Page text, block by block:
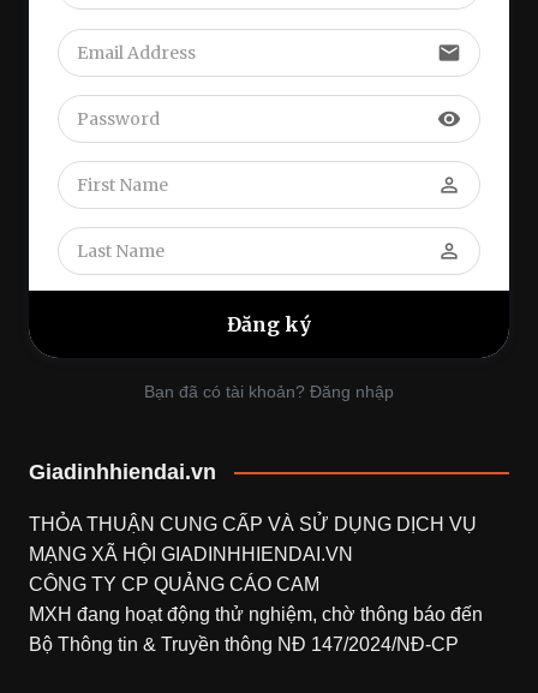
email
visibility
perm_identity
perm_identity
Bạn đã có tài khoản? Đăng nhập
Giadinhhiendai.vn
THỎA THUẬN CUNG CẤP VÀ SỬ DỤNG DỊCH VỤ
MẠNG XÃ HỘI GIADINHHIENDAI.VN
CÔNG TY CP QUẢNG CÁO CAM
MXH đang hoạt động thử nghiệm, chờ thông báo đến
Bộ Thông tin & Truyền thông NĐ 147/2024/NĐ-CP